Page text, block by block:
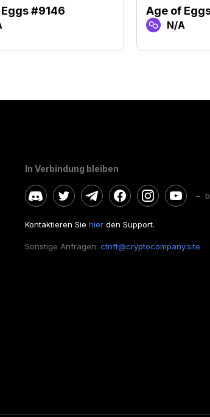
#9146 Age of
N/A
In Verbindung bleiben
–
Kontaktieren Sie hierden Support.
Sonstige Anfragen: ctnft@cryptocompany.site